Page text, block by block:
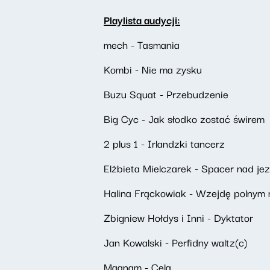
Playlista audycji:
mech - Tasmania
Kombi - Nie ma zysku
Buzu Squat - Przebudzenie
Big Cyc - Jak słodko zostać świrem
2 plus 1 - Irlandzki tancerz
Elżbieta Mielczarek - Spacer nad
Halina Frąckowiak - Wzejdę polnym
Zbigniew Hołdys i Inni - Dyktator
Jan Kowalski - Perfidny waltz(c)
Maanam - Cela